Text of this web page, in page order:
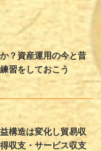
？資産運用の今と昔
習をしておこう
構造は変化し貿易収
収支・サービス収支